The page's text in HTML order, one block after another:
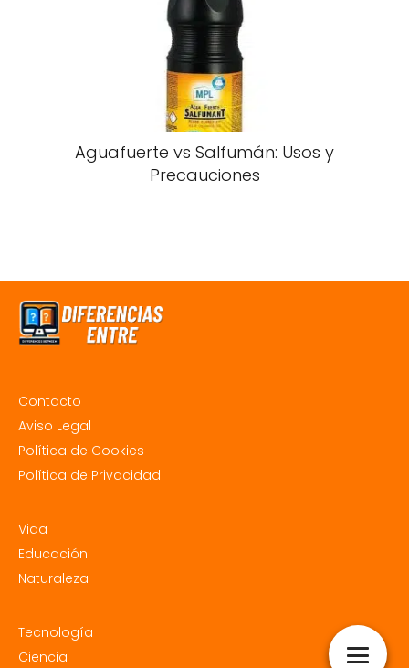
Aguafuerte vs Salfumán: Usos y
Precauciones
Contacto
Aviso Legal
Política de Cookies
Política de Privacidad
Vida
Educación
Naturaleza
Tecnología
Ciencia